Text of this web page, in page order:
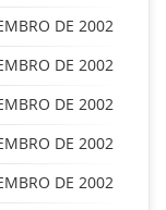
DE 2002
DE 2002
DE 2002
DE 2002
DE 2002